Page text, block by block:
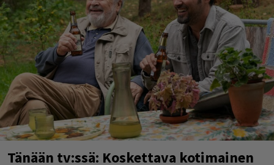
Tänään tv:ssä: Koskettava kotimainen